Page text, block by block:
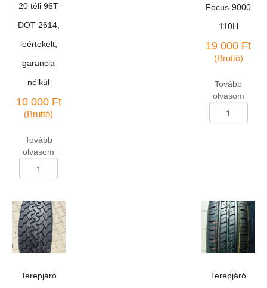
20 téli 96T
DOT 2614,
leértekelt,
garancia
nélkül
10 000 Ft
(Bruttó)
Tovább
olvasom
abroncs
R-
17
Antares
Grip-
20
Focus-9000
110H
19 000 Ft
(Bruttó)
Tovább
olvasom
abroncs
110H
mennyiség
Terepjáró
Terepjáró